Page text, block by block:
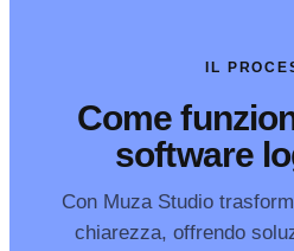
IL
Come
software
Con Muza Studio
chiarezza, offrendo